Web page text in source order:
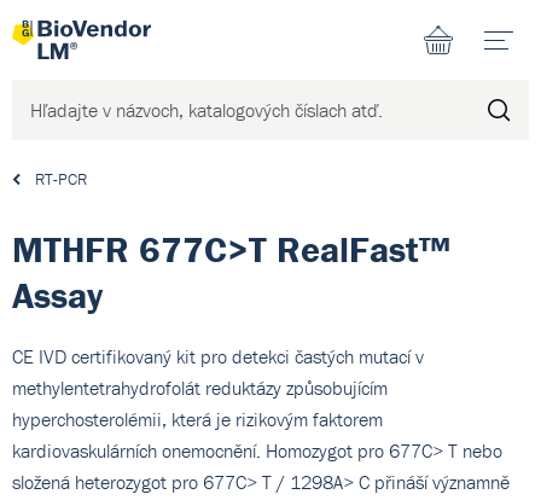
RT-PCR
MTHFR 677C>T RealFast™
Assay
CE IVD certifikovaný kit pro detekci častých mutací v
methylentetrahydrofolát reduktázy způsobujícím
hyperchosterolémii, která je rizikovým faktorem
kardiovaskulárních onemocnění. Homozygot pro 677C> T nebo
složená heterozygot pro 677C> T / 1298A> C přináší významně